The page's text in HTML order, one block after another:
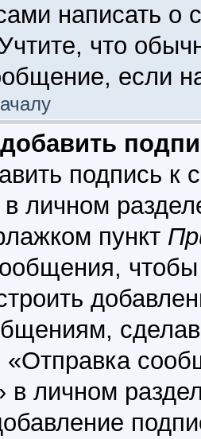
написать о
что
если
подпись
в личном
пункт
«Отправка
в личном